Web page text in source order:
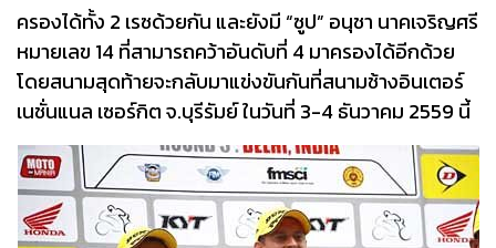
ครองได้ทั้ง 2 เรซด้วยกัน และยังมี “ซูป” อนุชา นาคเจริญศรี
หมายเลข 14 ที่สามารถคว้าอันดับที่ 4 มาครองได้อีกด้วย
โดยสนามสุดท้ายจะกลับมาแข่งขันกันที่สนามช้างอินเตอร์
เนชั่นแนล เซอร์กิต จ.บุรีรัมย์ ในวันที่ 3-4 ธันวาคม 2559 นี้